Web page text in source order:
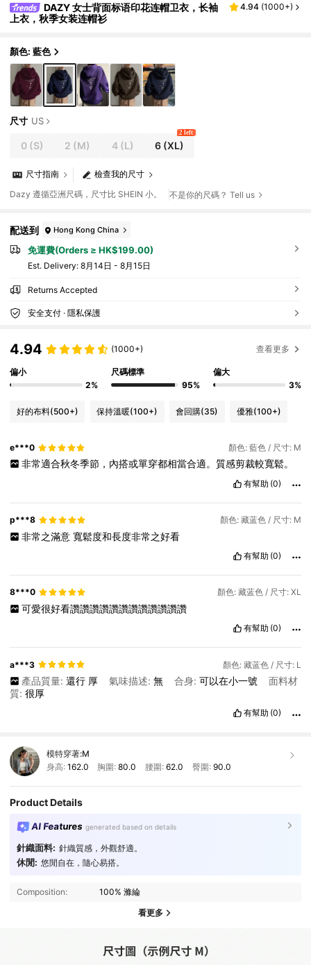
DAZY 女士背面标语印花连帽卫衣，长袖
上衣，秋季女装连帽衫
4.94 (1000+)
顏色: 藍色
尺寸 US
0 (S) 2 (M) 4(L) 6 (XL)
2 left
檢查我的尺寸
尺寸指南
Dazy 遵循亞洲尺碼，尺寸比 SHEIN 小。
不是你的尺碼？ Tell us
配送到 Hong Kong China
免運費(Orders ≥ HK$199.00)
​Est. Delivery: 8月14日 - 8月15日
Returns Accepted
安全支付 · 隱私保護
4.94 (1000+) 查看更多
偏小
2%
尺碼標準
95%
偏大
3%
好的布料(500+) 保持溫暖(100+) 會回購(35) 優雅(100+)
e***0 顏色: 藍色 / 尺寸: M
非常適合秋冬季節，內搭或單穿都相當合適。質感剪裁較寬鬆。
有幫助 (0)
p***8 顏色: 藏蓝色 / 尺寸: M
非常之滿意 寬鬆度和長度非常之好看
有幫助 (0)
8***0 顏色: 藏蓝色 / 尺寸: XL
可愛很好看讚讚讚讚讚讚讚讚讚讚讚讚
有幫助 (0)
a***3 顏色: 藏蓝色 / 尺寸: L
產品質量: 還行 厚 氣味描述: 無 合身: 可以在小一號
面料材
質:很厚
有幫助 (0)
模特穿著:M
身高: 162.0 胸圍:80.0 腰圍: 62.0 臀圍: 90.0
Product Details
AI Features generated based on details
針織面料: 針織質感，外觀舒適。
休閒: 悠閒自在，隨心易搭。
Composition: 100% 滌綸
看更多